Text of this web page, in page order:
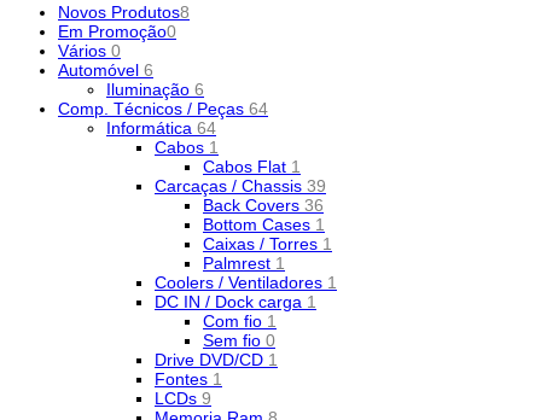
Novos Produtos8
Em Promoção0
Vários 0
Automóvel 6
Iluminação 6
Comp. Técnicos / Peças 64
Informática 64
Cabos 1
Cabos Flat 1
Carcaças / Chassis 39
Back Covers 36
Bottom Cases 1
Caixas / Torres 1
Palmrest 1
Coolers / Ventiladores 1
DC IN / Dock carga 1
Com fio 1
Sem fio 0
Drive DVD/CD 1
Fontes 1
LCDs 9